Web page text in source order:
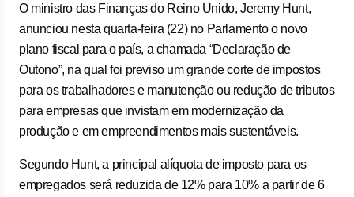
O ministro das Finanças do Reino Unido, Jeremy Hunt,
anunciou nesta quarta-feira (22) no Parlamento o novo
plano fiscal para o país, a chamada “Declaração de
Outono”, na qual foi previso um grande corte de impostos
para os trabalhadores e manutenção ou redução de tributos
para empresas que invistam em modernização da
produção e em empreendimentos mais sustentáveis.
Segundo Hunt, a principal alíquota de imposto para os
empregados será reduzida de 12% para 10% a partir de 6